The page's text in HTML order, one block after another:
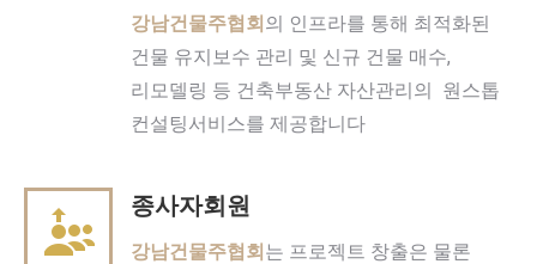
강남건물주협회의 인프라를 통해 최적화된
건물 유지보수 관리 및 신규 건물 매수,
리모델링 등 건축부동산 자산관리의 원스톱
컨설팅서비스를 제공합니다
종사자회원
강남건물주협회는 프로젝트 창출은 물론